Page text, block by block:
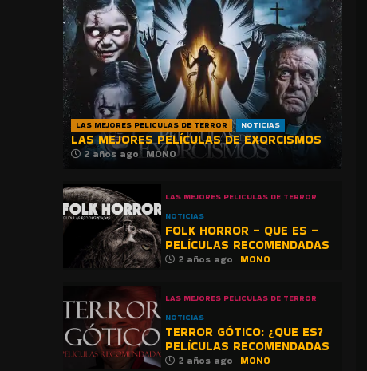
LAS MEJORES PELICULAS DE TERROR NOTICIAS
LAS MEJORES PELÍCULAS DE EXORCISMOS
2 años ago MONO
LAS MEJORES PELICULAS DE TERROR
NOTICIAS
FOLK HORROR – QUE ES –
PELÍCULAS RECOMENDADAS
2 años ago MONO
LAS MEJORES PELICULAS DE TERROR
NOTICIAS
TERROR GÓTICO: ¿QUE ES?
PELÍCULAS RECOMENDADAS
2 años ago MONO